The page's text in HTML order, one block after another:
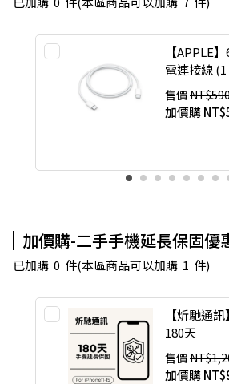
【APPLE
電連接線
售價
加價購
加價購-二手手機延長保固優
已加購 0 件(本區商品可以加購 1 件)
【炘馳通
180天
售價
加價購